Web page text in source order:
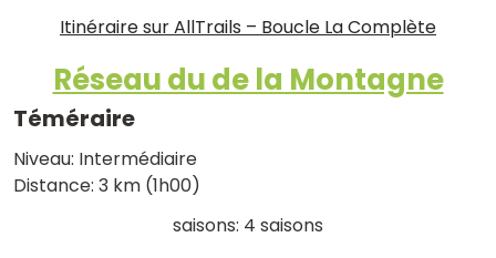
Itinéraire sur AllTrails – Boucle La Complète
Réseau du de la Montagne
Téméraire
Niveau: Intermédiaire
Distance: 3 km (1h00)
saisons: 4 saisons